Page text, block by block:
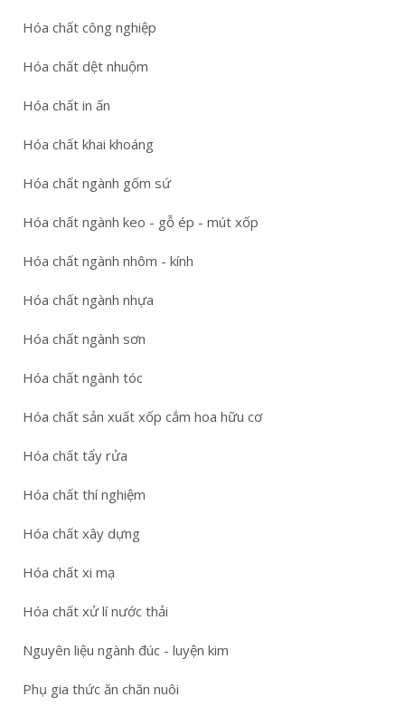
Hóa chất công nghiệp
Hóa chất dệt nhuộm
Hóa chất in ấn
Hóa chất khai khoáng
Hóa chất ngành gốm sứ
Hóa chất ngành keo - gỗ ép - mút xốp
Hóa chất ngành nhôm - kính
Hóa chất ngành nhựa
Hóa chất ngành sơn
Hóa chất ngành tóc
Hóa chất sản xuất xốp cắm hoa hữu cơ
Hóa chất tẩy rửa
Hóa chất thí nghiệm
Hóa chất xây dựng
Hóa chất xi mạ
Hóa chất xử lí nước thải
Nguyên liệu ngành đúc - luyện kim
Phụ gia thức ăn chăn nuôi